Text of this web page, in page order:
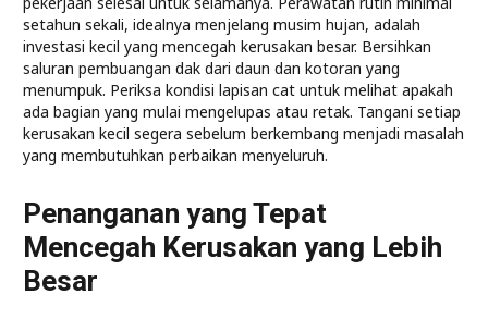
setahun sekali, idealnya menjelang musim hujan, adalah
investasi kecil yang mencegah kerusakan besar. Bersihkan
saluran pembuangan dak dari daun dan kotoran yang
menumpuk. Periksa kondisi lapisan cat untuk melihat apakah
ada bagian yang mulai mengelupas atau retak. Tangani setiap
kerusakan kecil segera sebelum berkembang menjadi masalah
yang membutuhkan perbaikan menyeluruh.
Penanganan yang Tepat
Mencegah Kerusakan yang Lebih
Besar